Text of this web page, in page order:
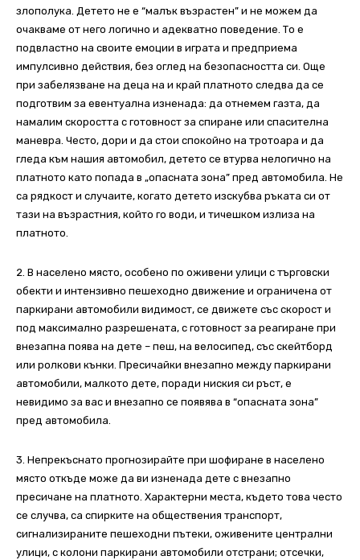
злополука. Детето не е “малък възрастен” и не можем да
очакваме от него логично и адекватно поведение. То е
подвластно на своите емоции в играта и предприема
импулсивно действия, без оглед на безопасността си. Още
при забелязване на деца на и край платното следва да се
подготвим за евентуална изненада: да отнемем газта, да
намалим скоростта с готовност за спиране или спасителна
маневра. Често, дори и да стои спокойно на тротоара и да
гледа към нашия автомобил, детето се втурва нелогично на
платното като попада в „опасната зона” пред автомобила. Не
са рядкост и случаите, когато детето изскубва ръката си от
тази на възрастния, който го води, и тичешком излиза на
платното.
2. В населено място, особено по оживени улици с търговски
обекти и интензивно пешеходно движение и ограничена от
паркирани автомобили видимост, се движете със скорост и
под максимално разрешената, с готовност за реагиране при
внезапна поява на дете – пеш, на велосипед, със скейтборд
или ролкови кънки. Пресичайки внезапно между паркирани
автомобили, малкото дете, поради ниския си ръст, е
невидимо за вас и внезапно се появява в “опасната зона”
пред автомобила.
3. Непрекъснато прогнозирайте при шофиране в населено
място откъде може да ви изненада дете с внезапно
пресичане на платното. Характерни места, където това често
се случва, са спирките на обществения транспорт,
сигнализираните пешеходни пътеки, оживените централни
улици, с колони паркирани автомобили отстрани; отсечки,